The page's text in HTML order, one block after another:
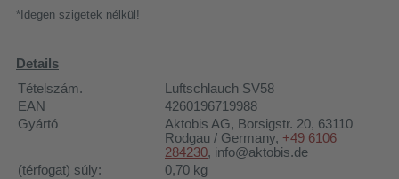
*Idegen szigetek nélkül!
Details
Tételszám.
Luftschlauch SV58
EAN
4260196719988
Gyártó
Aktobis AG, Borsigstr. 20, 63110
Rodgau / Germany, +49 6106
284230, info@aktobis.de
(térfogat) súly:
0,70 kg